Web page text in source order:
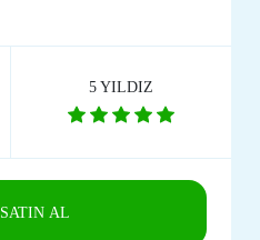
5 YILDIZ
ŞİMDİ SATIN AL